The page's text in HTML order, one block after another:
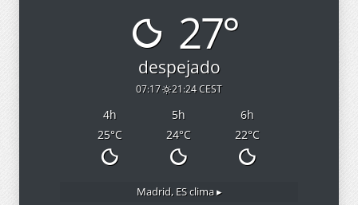
27°
despejado
07:17 21:24 CEST
4h 5h 6h
25°C 24°C 22°C
Madrid, ESclima ▸